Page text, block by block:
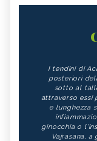
I tendini di
posteriori
sotto al
attraverso essi
e lunghezza
ginocchia o
Vajrasana,